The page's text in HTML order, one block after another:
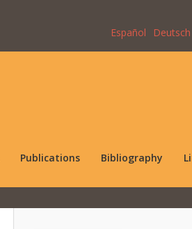
Español Deutsch
Publications Bibliography